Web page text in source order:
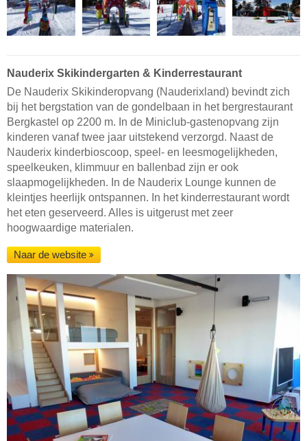
Nauderix Skikindergarten & Kinderrestaurant
De Nauderix Skikinderopvang (Nauderixland) bevindt zich
bij het bergstation van de gondelbaan in het bergrestaurant
Bergkastel op 2200 m. In de Miniclub-gastenopvang zijn
kinderen vanaf twee jaar uitstekend verzorgd. Naast de
Nauderix kinderbioscoop, speel- en leesmogelijkheden,
speelkeuken, klimmuur en ballenbad zijn er ook
slaapmogelijkheden. In de Nauderix Lounge kunnen de
kleintjes heerlijk ontspannen. In het kinderrestaurant wordt
het eten geserveerd. Alles is uitgerust met zeer
hoogwaardige materialen.
Naar de website